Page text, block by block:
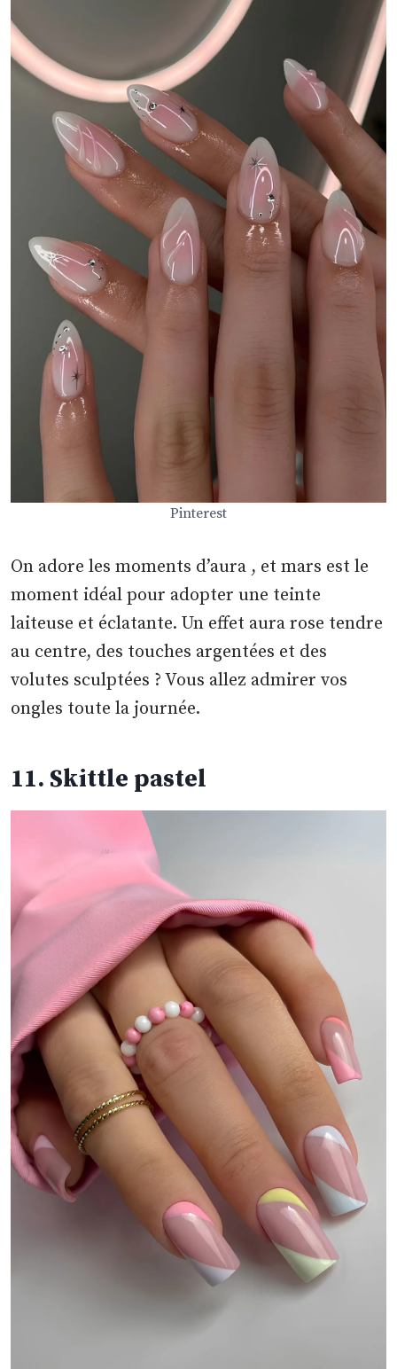
Pinterest
On adore les moments d’aura , et mars est le
moment idéal pour adopter une teinte
laiteuse et éclatante. Un effet aura rose tendre
au centre, des touches argentées et des
volutes sculptées ? Vous allez admirer vos
ongles toute la journée.
11. Skittle pastel